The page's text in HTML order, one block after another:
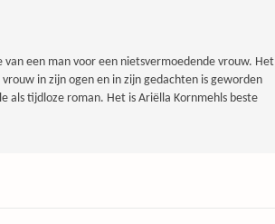
van een man voor een nietsvermoedende vrouw. Het
in zijn ogen en in zijn gedachten is geworden
als tijdloze roman. Het is Ariëlla Kornmehls beste